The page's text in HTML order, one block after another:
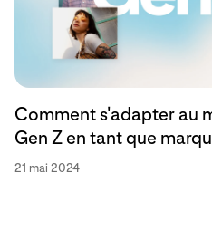
Comment s'adapter au
Gen Z en tant que
21 mai 2024